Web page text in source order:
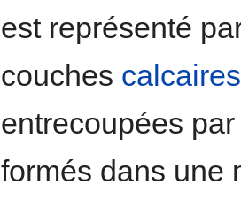
est représenté
couches calcaires
entrecoupées
formés dans une